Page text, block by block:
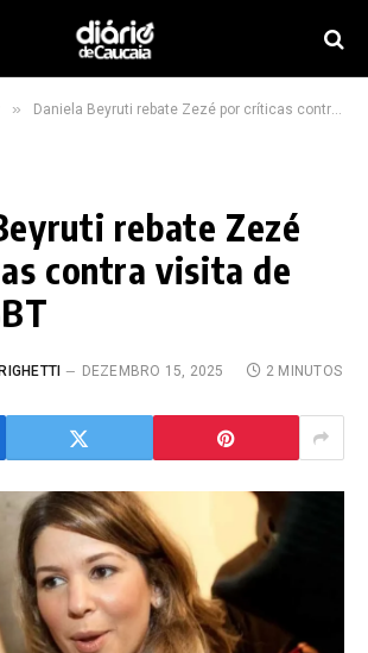
» Daniela Beyruti rebate Zezé por críticas contra visita de Lula ao SBT
rebate Zezé
contra visita de
DEZEMBRO 15, 2025 2 MINUTOS